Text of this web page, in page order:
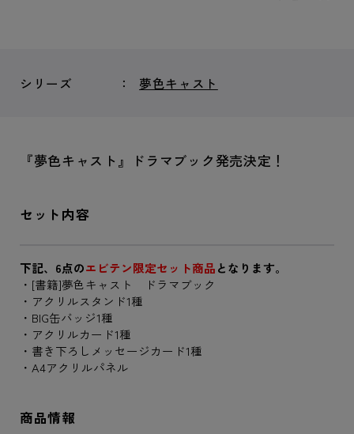
シリーズ 夢色キャスト
『夢色キャスト』ドラマブック発売決定！
セット内容
下記、6点のエビテン限定セット商品となります。
・[書籍]夢色キャスト ドラマブック
・アクリルスタンド1種
・BIG缶バッジ1種
・アクリルカード1種
・書き下ろしメッセージカード1種
・A4アクリルパネル
商品情報